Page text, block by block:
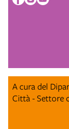
A cura del
Città - Settore